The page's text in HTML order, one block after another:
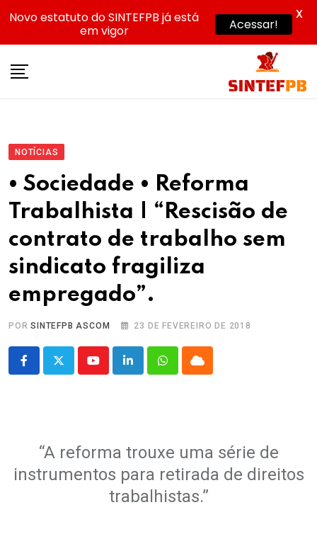
NOTÍCIAS
• Sociedade • Reforma
Trabalhista | “Rescisão de
contrato de trabalho sem
sindicato fragiliza
empregado”.
PORSINTEFPB ASCOM 23 DE FEVEREIRO DE 2018
YoutubeLinkedInWhatsappCloud
“A reforma trouxe uma série de
instrumentos para retirada de direitos
trabalhistas.”
Novo estatuto do SINTEFPB já está
em vigor
Acessar!
X